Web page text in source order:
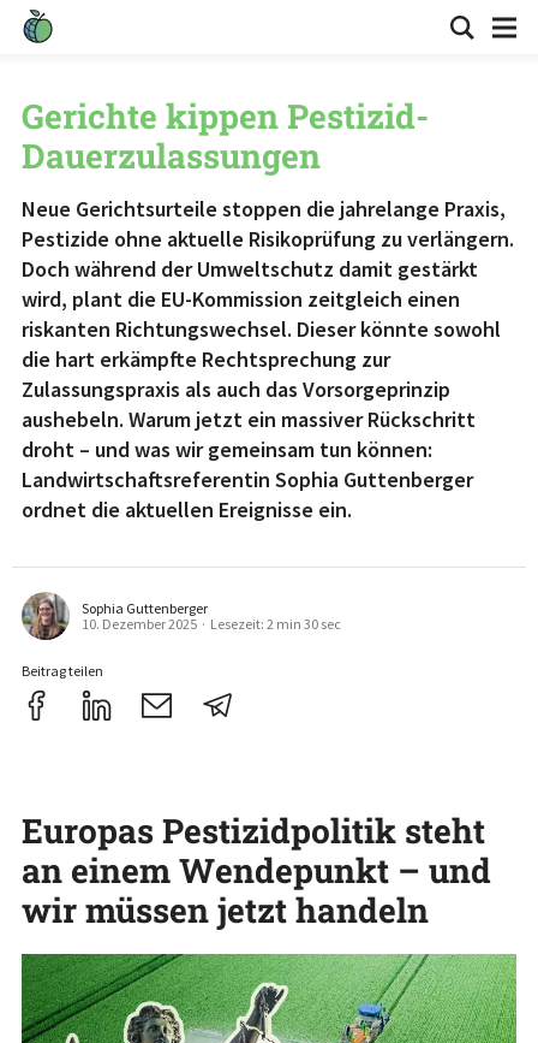
Gerichte kippen Pestizid-
Dauerzulassungen
Neue Gerichtsurteile stoppen die jahrelange Praxis,
Pestizide ohne aktuelle Risikoprüfung zu verlängern.
Doch während der Umweltschutz damit gestärkt
wird, plant die EU-Kommission zeitgleich einen
riskanten Richtungswechsel. Dieser könnte sowohl
die hart erkämpfte Rechtsprechung zur
Zulassungspraxis als auch das Vorsorgeprinzip
aushebeln. Warum jetzt ein massiver Rückschritt
droht – und was wir gemeinsam tun können:
Landwirtschaftsreferentin Sophia Guttenberger
ordnet die aktuellen Ereignisse ein.
Sophia Guttenberger
10. Dezember 2025 · Lesezeit: 2 min 30 sec
Beitrag teilen
Europas Pestizidpolitik steht
an einem Wendepunkt – und
wir müssen jetzt handeln